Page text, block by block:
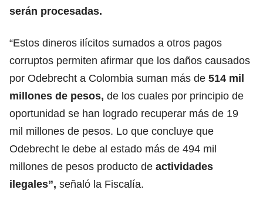
serán procesadas.
“Estos dineros ilícitos sumados a otros pagos
corruptos permiten afirmar que los daños causados
por Odebrecht a Colombia suman más de 514 mil
millones de pesos, de los cuales por principio de
oportunidad se han logrado recuperar más de 19
mil millones de pesos. Lo que concluye que
Odebrecht le debe al estado más de 494 mil
millones de pesos producto de actividades
ilegales”, señaló la Fiscalía.